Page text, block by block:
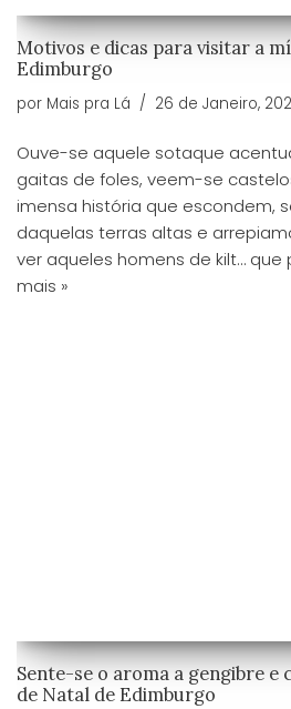
Motivos e dicas para visitar a
Edimburgo
por Mais pra Lá 26 de Janeiro,
Ouve-se aquele sotaque
gaitas de foles, veem-se
imensa história que escondem,
daquelas terras altas e
ver aqueles homens de kilt… que
mais »
Sente-se o aroma a gengibre e
de Natal de Edimburgo